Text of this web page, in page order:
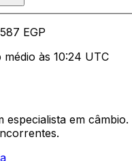
EGP
às 10:24 UTC
especialista em câmbio.